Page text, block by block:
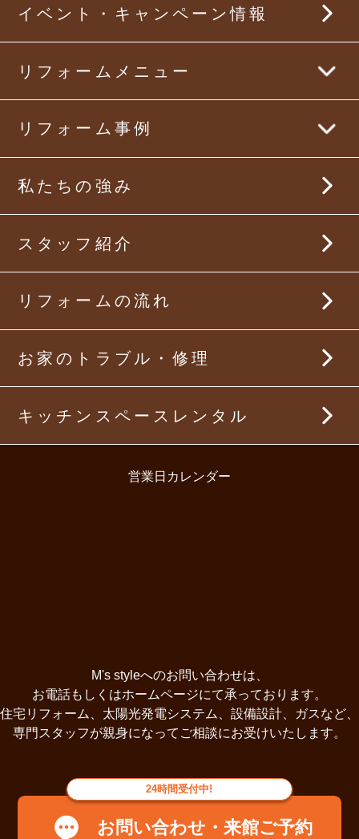
イベント・キャンペーン情報
リフォームメニュー
まるごとリフォーム
洗面所リフォーム
トイレリフォーム
屋根・外壁リフォーム
リフォーム事例
まるごとリフォーム事例
洗面所リフォーム事例
トイレリフォーム事例
屋根・外壁リフォーム事例
私たちの強み
スタッフ紹介
リフォームの流れ
お家のトラブル・修理
キッチンスペースレンタル
営業日カレンダー
M's styleへのお問い合わせは、
お電話もしくはホームページにて承っております。
住宅リフォーム、太陽光発電システム、設備設計、ガスなど、
専門スタッフが親身になってご相談にお受けいたします。
24時間受付中!
お問い合わせ・来館ご予約